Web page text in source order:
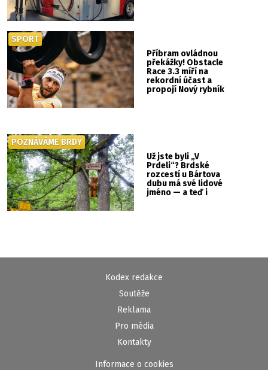
Příbram ovládnou
překážky! Obstacle
Race 3.3 míří na
rekordní účast a
propojí Nový rybník
SPORT
Už jste byli „V
Prdeli“? Brdské
rozcestí u Bártova
dubu má své lidové
jméno — a teď i
POZNÁVÁME BRDY
Kodex redakce
Soutěže
Reklama
Pro média
Kontakty
Informace o cookies